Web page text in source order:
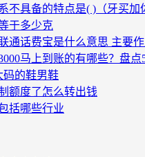
不具备的特点是( )（牙买加
于多少克
通话费宝是什么意思 主要作
马上到账的有哪些？盘
码的鞋男鞋
额度了怎么转出钱
括哪些行业